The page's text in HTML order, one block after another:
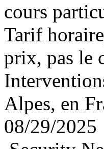
cours
Tarif
prix, pas le
Alpes, en
08/29/